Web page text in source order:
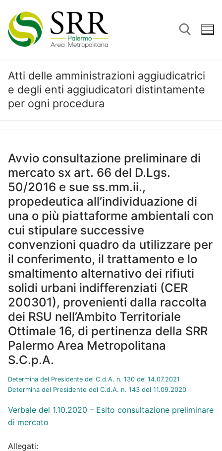
contenuto
Cerca:
Atti delle amministrazioni aggiudicatrici
e degli enti aggiudicatori distintamente
per ogni procedura
Avvio consultazione preliminare di
mercato sx art. 66 del D.Lgs.
50/2016 e sue ss.mm.ii.,
propedeutica all’individuazione di
una o più piattaforme ambientali con
cui stipulare successive
convenzioni quadro da utilizzare per
il conferimento, il trattamento e lo
smaltimento alternativo dei rifiuti
solidi urbani indifferenziati (CER
200301), provenienti dalla raccolta
dei RSU nell’Ambito Territoriale
Ottimale 16, di pertinenza della SRR
Palermo Area Metropolitana
S.C.p.A.
Determina del Presidente del C.d.A. n. 130 del 14.07.2021
Determina del Presidente del C.d.A. n. 143 del 11.09.2020
Verbale del 1.10.2020 – Esito consultazione preliminare
di mercato
Allegati: